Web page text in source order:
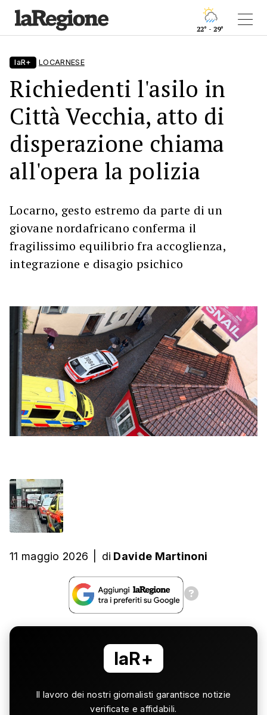
22° - 29°
laR+ LOCARNESE
Richiedenti l'asilo in
Città Vecchia, atto di
disperazione chiama
all'opera la polizia
Locarno, gesto estremo da parte di un
giovane nordafricano conferma il
fragilissimo equilibrio fra accoglienza,
integrazione e disagio psichico
11 maggio 2026 di Davide Martinoni
laR+
Il lavoro dei nostri giornalisti garantisce notizie
verificate e affidabili.